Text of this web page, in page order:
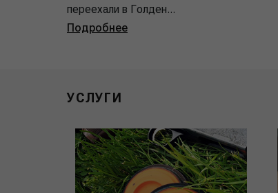
переехали в Голден...
Подробнее
УСЛУГИ